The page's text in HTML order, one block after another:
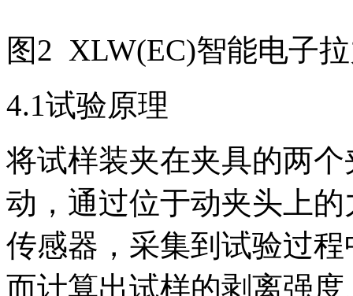
图2 XLW(EC)智能电子
4.1试验原理
将试样装夹在夹具的两
动，通过位于动夹头上
传感器，采集到试验过
而计算出试样的剥离强